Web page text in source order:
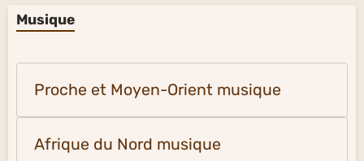
Musique
Proche et Moyen-Orient musique
Afrique du Nord musique